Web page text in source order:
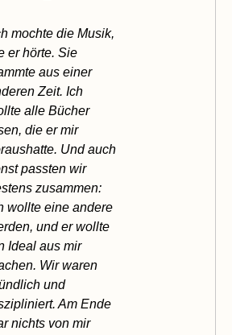
mochte die Musik,
er hörte. Sie
aus einer
Zeit. Ich
alle Bücher
die er mir
Und auch
passten wir
zusammen:
wollte eine andere
und er wollte
Ideal aus mir
Wir waren
und
Am Ende
nichts von mir